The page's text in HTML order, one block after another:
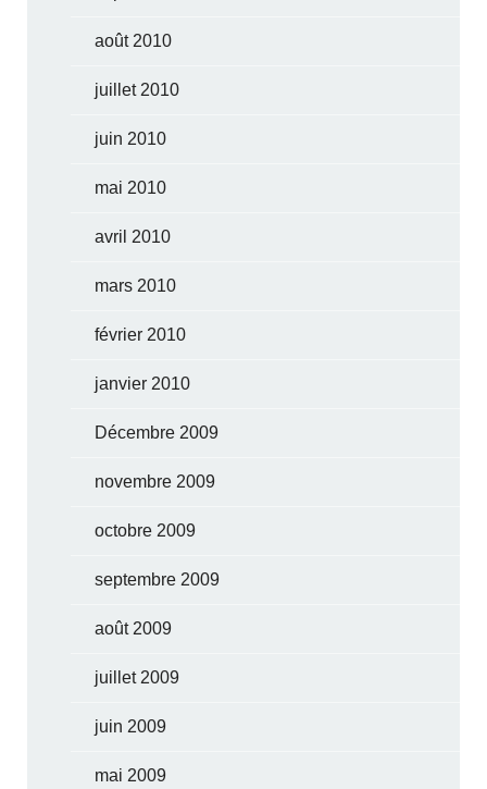
août 2010
juillet 2010
juin 2010
mai 2010
avril 2010
mars 2010
février 2010
janvier 2010
Décembre 2009
novembre 2009
octobre 2009
septembre 2009
août 2009
juillet 2009
juin 2009
mai 2009